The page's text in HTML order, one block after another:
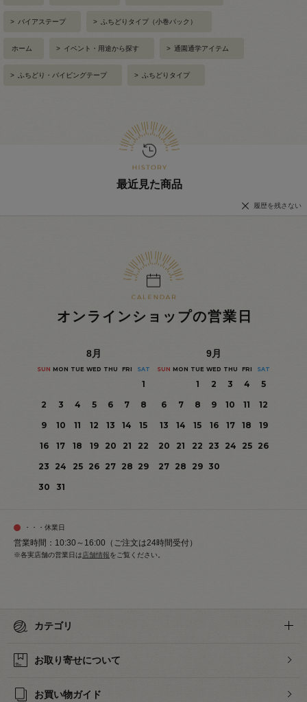
> バイアステープ > ふちどりタイプ（小巻パック）
ホーム > イベント・用途から探す > 通園通学アイテム
> ふちどり・パイピングテープ > ふちどりタイプ
最近見た商品
履歴を残さない
オンラインショップの営業日
8月
SUN MON TUE WED THU FRI SAT
1
2
3 4 5 6 7
8
9
10 11 12 13 14
15
16
17 18 19 20 21
22
23
24 25 26 27 28 29
30
31
9月
SUN MON TUE WED THU FRI SAT
1 2 3 4
5
6
7 8 9 10 11
12
13
14 15 16 17 18
19
20
21 22 23 24 25
26
27 28 29 30
・・・休業日
営業時間：10:30～16:00（ご注文は24時間受付）
※各実店舗の営業日は 店舗情報をご覧ください。
カテゴリ
お取り寄せについて
お買い物ガイド